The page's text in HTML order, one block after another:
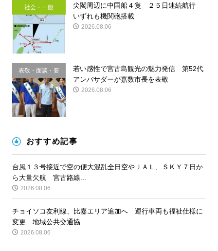
社会・一般
尖閣周辺に中国船４隻 ２５日連続航行
いずれも機関砲搭載
2026.08.06
表敬・面談・要
請
若い感性で宮古島観光の魅力発信 第52代
アンバサダーが嘉数市長を表敬
2026.08.06
おすすめ記事
台風１３号接近で空の便大混乱全日空やＪＡＬ、ＳＫＹ７日か
ら大量欠航 宮古路線...
2026.08.06
チョイソコ友利線、比嘉エリア追加へ 運行車両も福祉仕様に
変更 地域公共交通協
2026.08.06